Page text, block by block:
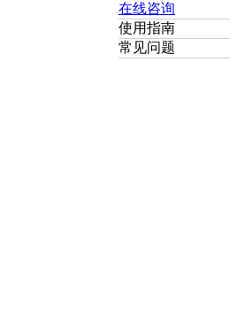
在线咨询
使用指南
常见问题